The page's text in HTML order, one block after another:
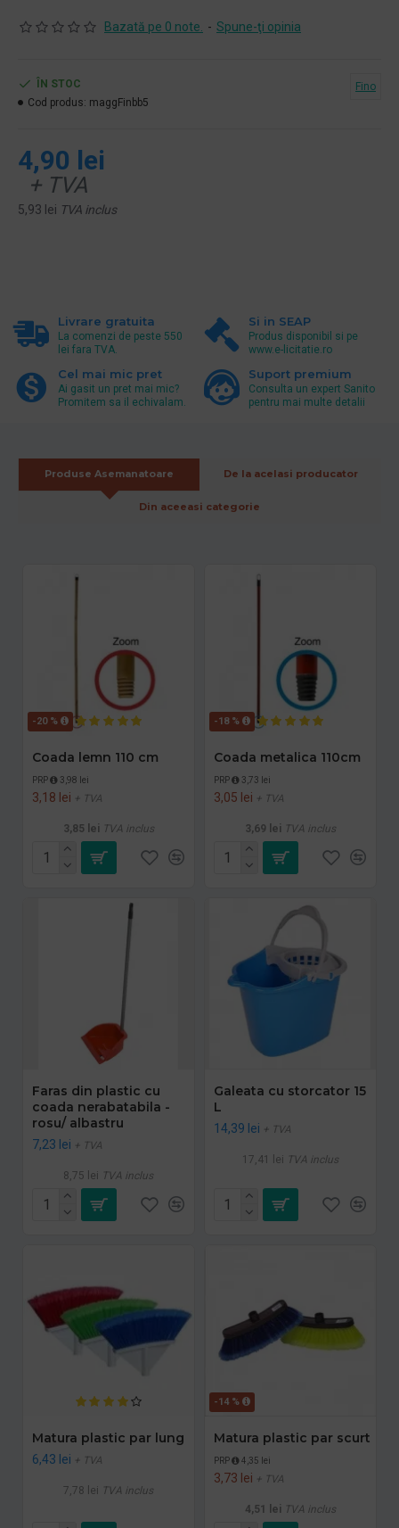
Bazată pe 0 note. - Spune-ţi opinia
4,90 lei
+ TVA
5,93 lei TVA inclus
ÎN STOC
Cod produs: maggFinbb5
Fino
Livrare gratuita
La comenzi de peste 550
lei fara TVA.
Si in SEAP
Produs disponibil si pe
www.e-licitatie.ro
Cel mai mic pret
Ai gasit un pret mai mic?
Promitem sa il echivalam.
Suport premium
Consulta un expert Sanito
pentru mai multe detalii
Produse Asemanatoare De la acelasi producator
Din aceeasi categorie
-20 %
Coada lemn 110 cm
PRP 3,98 lei
3,18 lei + TVA
3,85 lei TVA inclus
-18 %
Coada metalica 110cm
PRP 3,73 lei
3,05 lei + TVA
3,69 lei TVA inclus
Faras din plastic cu
coada nerabatabila -
rosu/ albastru
7,23 lei + TVA
8,75 lei TVA inclus
Galeata cu storcator 15
L
14,39 lei + TVA
17,41 lei TVA inclus
Matura plastic par lung
6,43 lei + TVA
7,78 lei TVA inclus
-14 %
Matura plastic par scurt
PRP 4,35 lei
3,73 lei + TVA
4,51 lei TVA inclus